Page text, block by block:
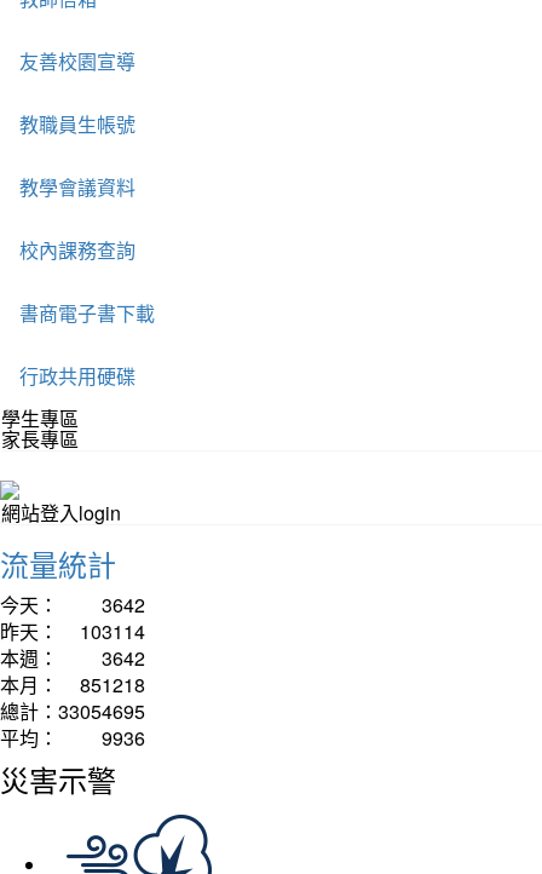
友善校園宣導
教職員生帳號
教學會議資料
校內課務查詢
書商電子書下載
行政共用硬碟
學生專區
家長專區
網站登入login
流量統計
今天：
3642
昨天：
103114
本週：
3642
本月：
851218
總計： 33054695
平均：
9936
災害示警